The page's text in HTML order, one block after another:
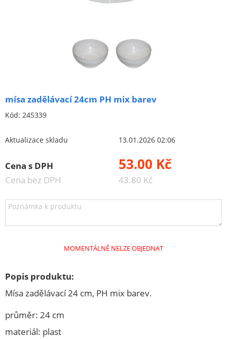
Diamantové kotouče a oživovací kameny
Spojovací materiál - sklad Louny
Spojovací materiál Hašpl
Dedra nářadí
Cenové akce
ELEKTRO
M.A.T.ýsek
Speciální akce
ZAHRADA
ŽELEZÁŘSTVÍ
mísa zadělávací 24cm PH mix barev
Kód: 245339
Aktualizace skladu 13.01.2026 02:06
Cena s DPH 53.00 Kč
Cena bez DPH 43.80 Kč
MOMENTÁLNĚ NELZE OBJEDNAT
Popis produktu:
Mísa zadělávací 24 cm, PH mix barev.
průměr: 24 cm
materiál: plast